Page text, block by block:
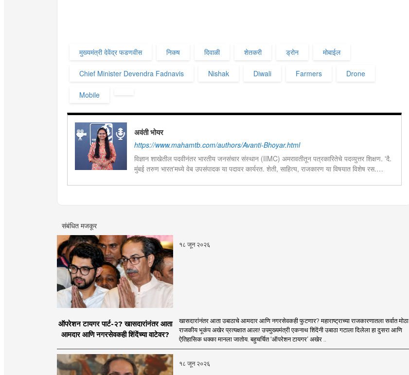
मुख्यमंत्री देवेंद्र फडणवीस निकष दिवाळी शेतकरी ड्रोन मोबाईल
Chief Minister Devendra Fadnavis Nishak Diwali Farmers Drone
Mobile
अवंती भोयर
https://www.mahamtb.com/authors/Avanti-Bhoyar.html
विज्ञान शाखेतील पदवीनंतर भारतीय जनसंचार संस्थान (IIMC) अमरावतीतून पत्रकारितेचे पदव्युत्तर शिक्षण. 'दै.
मुंबई तरुण भारत'मध्ये वेब उपसंपादक या पदावर कार्यरत. शेती, साहित्य, राजकारण या विषयात विशेष रस.
संबंधित मजकूर
१८ जून २०२६
ऑपरेशन टायगर पार्ट-२? खासदारांनंतर आता
आमदार आणि नगरसेवकही शिंदेंच्या वाटेवर?
खासदारांनंतर आता उबाठाचे आमदार आणि नगरसेवकही फुटणार? महाराष्ट्राच्या राजकारणातला सर्वात मोठा
राजकीय भूकंप अखेर प्रत्यक्षात आला! उपमुख्यमंत्री एकनाथ शिंदेंनी उबाठा गटाला दिलेला हा दुसरा आणि
ऐतिहासिक धक्का मानला जातोय. बहुचर्चित ‘ऑपरेशन टायगर’ अखेर ..
१८ जून २०२६